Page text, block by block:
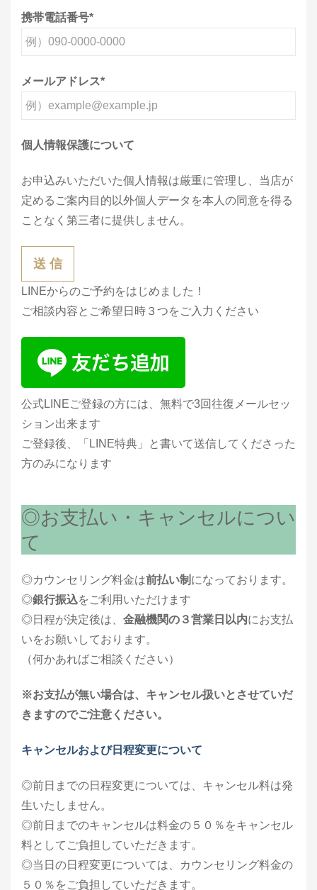
携帯電話番号*
メールアドレス*
個人情報保護について
お申込みいただいた個人情報は厳重に管理し、当店が
定めるご案内目的以外個人データを本人の同意を得る
ことなく第三者に提供しません。
LINEからのご予約をはじめました！
ご相談内容とご希望日時３つをご入力ください
公式LINEご登録の方には、無料で3回往復メールセッ
ション出来ます
ご登録後、「LINE特典」と書いて送信してくださった
方のみになります
◎お支払い・キャンセルについ
て
◎カウンセリング料金は前払い制 になっております。
◎銀行振込をご利用いただけます
◎日程が決定後は、 金融機関の３営業日以内にお支払
いをお願いしております。
（何かあればご相談ください）
※お支払が無い場合は、キャンセル扱いとさせていだ
きますのでご注意ください。
キャンセルおよび日程変更について
◎前日までの日程変更については、キャンセル料は発
生いたしません。
◎前日までのキャンセルは料金の５０％をキャンセル
料としてご負担していただきます。
◎当日の日程変更については、カウンセリング料金の
５０％をご負担していただきます。